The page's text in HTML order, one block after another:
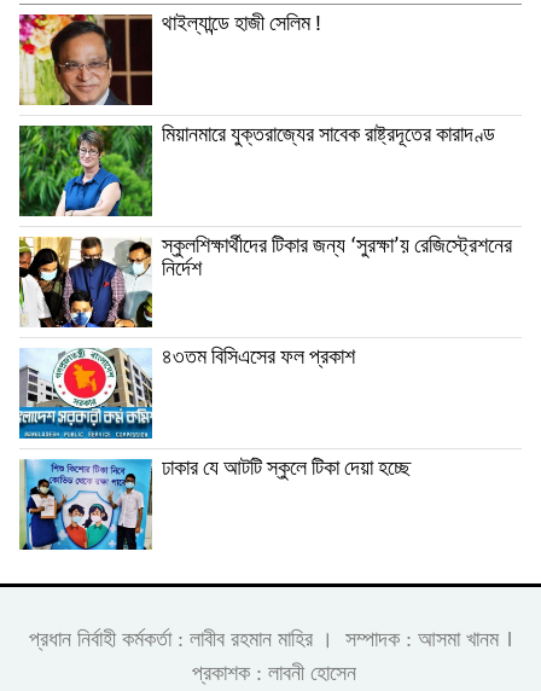
থাইল্যান্ডে হাজী সেলিম !
মিয়ানমারে যুক্তরাজ্যের সাবেক রাষ্ট্রদূতের কারাদণ্ড
স্কুলশিক্ষার্থীদের টিকার জন্য ‘সুরক্ষা’য় রেজিস্ট্রেশনের
নির্দেশ
৪৩তম বিসিএসের ফল প্রকাশ
ঢাকার যে আটটি স্কুলে টিকা দেয়া হচ্ছে
প্রধান নির্বাহী কর্মকর্তা : লাবীব রহমান মাহির । সম্পাদক : আসমা খানম ।
প্রকাশক : লাবনী হোসেন